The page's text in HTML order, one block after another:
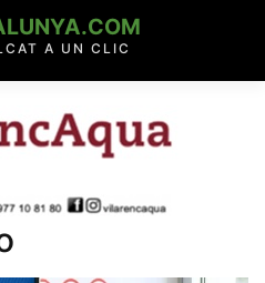
A UN CLIC